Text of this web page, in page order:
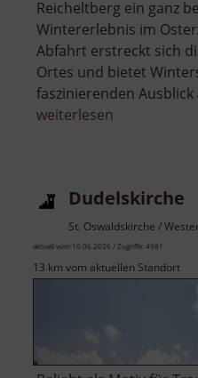
Reicheltberg ein ganz
Wintererlebnis im
Abfahrt erstreckt sich
Ortes und bietet
faszinierenden Ausblick
weiterlesen
Reicheltberg
Dudelskirche
St. Oswaldskirche /
aktuell vom 10.06.2026 / Zugriffe: 4981
13 km vom aktuellen Standort